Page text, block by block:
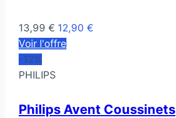
13,99 € 12,90 €
Voir l'offre
-12%
PHILIPS
Philips Avent Coussinets